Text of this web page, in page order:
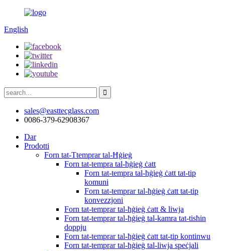
English
sales@easttecglass.com
0086-379-62908367
Dar
Prodotti
Forn tat-Ttemprar tal-Ħġieġ
Forn tat-tempra tal-ħġieġ ċatt
Forn tat-tempra tal-ħġieġ ċatt tat-tip
komuni
Forn tat-temprar tal-ħġieġ ċatt tat-tip
konvezzjoni
Forn tat-temprar tal-ħġieġ ċatt & liwja
Forn tat-temprar tal-ħġieġ tal-kamra tat-tisħin
doppju
Forn tat-temprar tal-ħġieġ ċatt tat-tip kontinwu
Forn tat-temprar tal-ħġieġ tal-liwja speċjali